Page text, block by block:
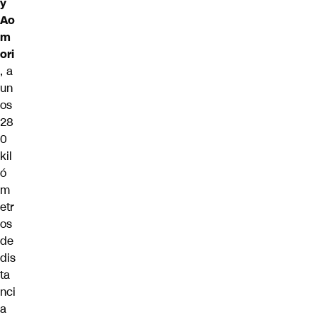
Ao
m
ori
, a
un
os
28
0
kil
ó
m
etr
os
de
dis
ta
nci
a